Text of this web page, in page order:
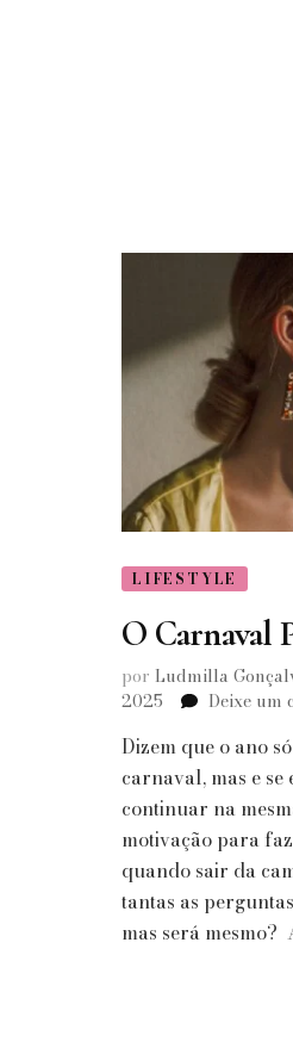
LIFESTYLE
O Carnaval
por Ludmilla
2025
Deixe um
Dizem que o ano
carnaval, mas e
continuar na
motivação para
quando sair da
tantas as
mas será mesmo?